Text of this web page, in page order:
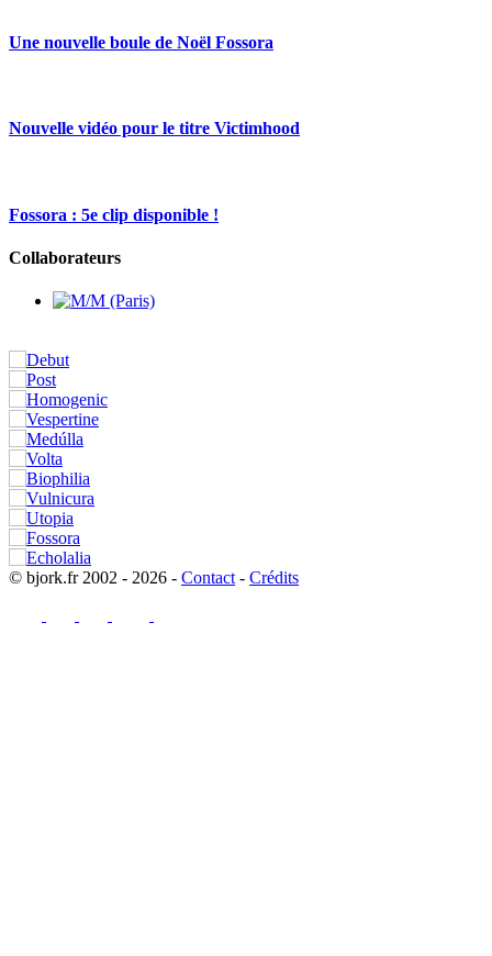
Une nouvelle boule de Noël Fossora
Nouvelle vidéo pour le titre Victimhood
Fossora : 5e clip disponible !
Collaborateurs
© bjork.fr 2002 - 2026 - Contact - Crédits